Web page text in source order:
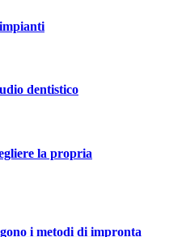
dentistico
la propria
i metodi di impronta